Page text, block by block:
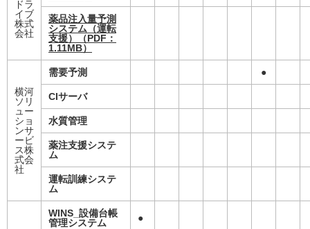
ドラ
イブ
株式
会社
薬品注入量予測
システム（運転
支援）
（PDF：
1.11MB）
横河
ソリ
ュー
ショ
ンサ
ービ
ス株
式会
社
需要予測 ●
CIサーバ
水質管理
薬注支援システ
ム
運転訓練システ
ム
WINS_設備台帳
管理システム
●